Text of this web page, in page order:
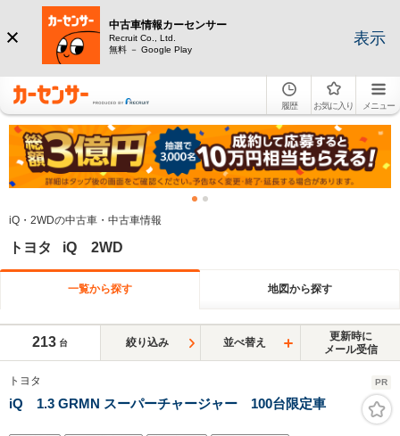
中古車情報カーセンサー
Recruit Co., Ltd.
無料 － Google Play
表示
履歴 お気に入り メニュー
iQ・2WDの中古車・中古車情報
トヨタ iQ 2WD
一覧から探す 地図から探す
213 台 絞り込み 並べ替え
更新時に
メール受信
トヨタ PR
iQ 1.3 GRMN スーパーチャージャー 100台限定車